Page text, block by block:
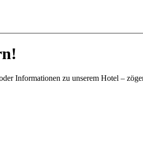
Informationen zu unserem Hotel –